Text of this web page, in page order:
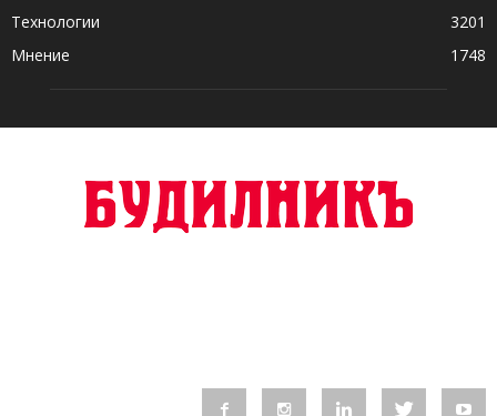
Технологии
3201
Мнение
1748